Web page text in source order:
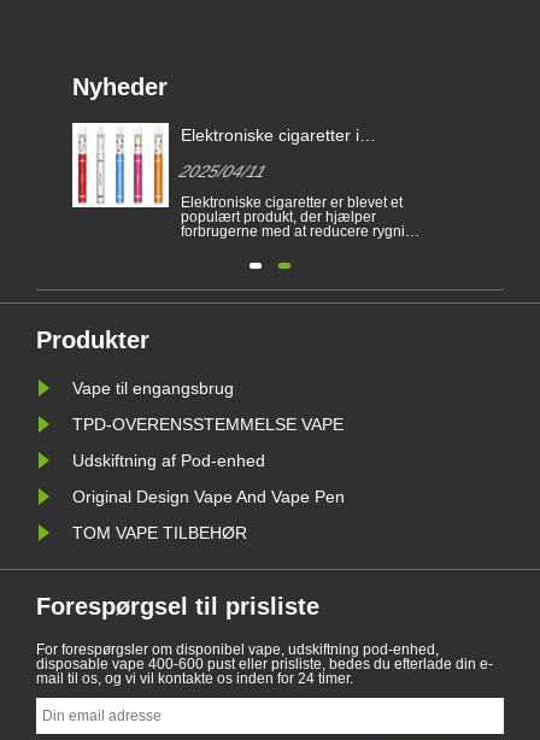
Nyheder
Elektroniske cigaretter i
2025/04/11
Elektroniske cigaretter er blevet et
populært produkt, der hjælper
forbrugerne med at reducere rygning
illustrerer love og regler for
forskellige lande. Der er endvidere
nogle lande, og områder har forbudt
Produkter
Vape til engangsbrug
TPD-OVERENSSTEMMELSE VAPE
Udskiftning af Pod-enhed
Original Design Vape And Vape Pen
TOM VAPE TILBEHØR
Forespørgsel til prisliste
For forespørgsler om disponibel vape, udskiftning pod-enhed,
disposable vape 400-600 pust eller prisliste, bedes du efterlade din e-
mail til os, og vi vil kontakte os inden for 24 timer.